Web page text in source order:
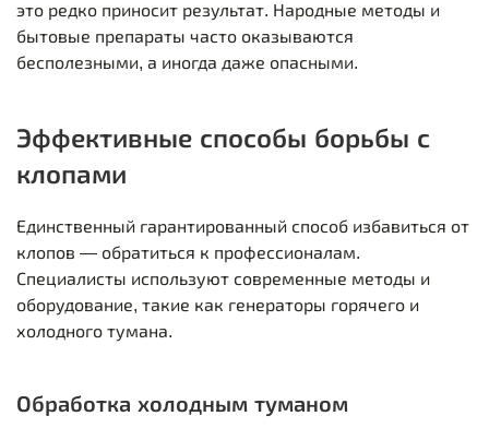
это редко приносит результат. Народные методы и
бытовые препараты часто оказываются
бесполезными, а иногда даже опасными.
Эффективные способы борьбы с
клопами
Единственный гарантированный способ избавиться от
клопов — обратиться к профессионалам.
Специалисты используют современные методы и
оборудование, такие как генераторы горячего и
холодного тумана.
Обработка холодным туманом